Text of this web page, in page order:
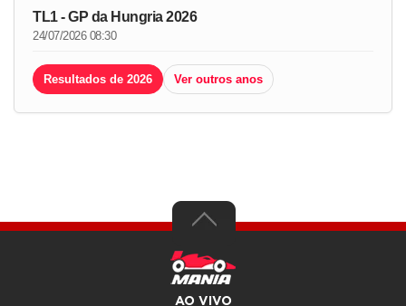
TL1 - GP da Hungria 2026
24/07/2026 08:30
Resultados de 2026 Ver outros anos
AO VIVO